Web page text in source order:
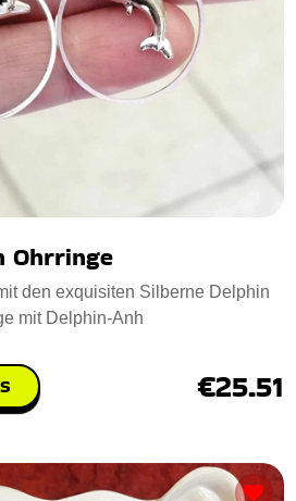
Ohrringe
den exquisiten Silberne Delphin
mit Delphin-Anh
€25.51